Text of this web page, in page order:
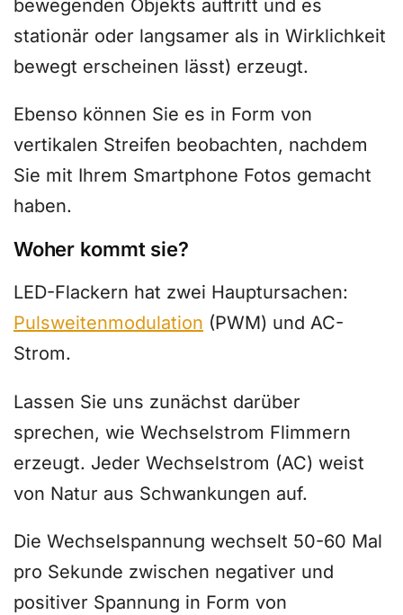
bewegenden Objekts auftritt und es
stationär oder langsamer als in Wirklichkeit
bewegt erscheinen lässt) erzeugt.
Ebenso können Sie es in Form von
vertikalen Streifen beobachten, nachdem
Sie mit Ihrem Smartphone Fotos gemacht
haben.
Woher kommt sie?
LED-Flackern hat zwei Hauptursachen:
Pulsweitenmodulation (PWM) und AC-
Strom.
Lassen Sie uns zunächst darüber
sprechen, wie Wechselstrom Flimmern
erzeugt. Jeder Wechselstrom (AC) weist
von Natur aus Schwankungen auf.
Die Wechselspannung wechselt 50-60 Mal
pro Sekunde zwischen negativer und
positiver Spannung in Form von